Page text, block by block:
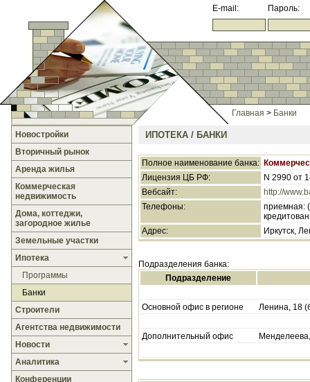
E-mail: Пароль:
Главная > Банки
Новостройки
Вторичный рынок
Аренда жилья
Коммерческая
недвижимость
Дома, коттеджи,
загородное жилье
Земельные участки
Ипотека
Программы
Банки
Строители
Агентства недвижимости
Новости
Аналитика
Конференции
ИПОТЕКА / БАНКИ
Полное наименование банка:
Лицензия ЦБ РФ:
N 2990 от
Вебсайт:
http://
Телефоны:
приемная:
Адрес:
Иркутск,
Подразделения банка:
Подразделение
Основной офис в регионе Ленина, 18
Дополнительный офис